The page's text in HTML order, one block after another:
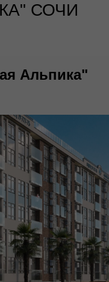
СОЧИ
Альпика"